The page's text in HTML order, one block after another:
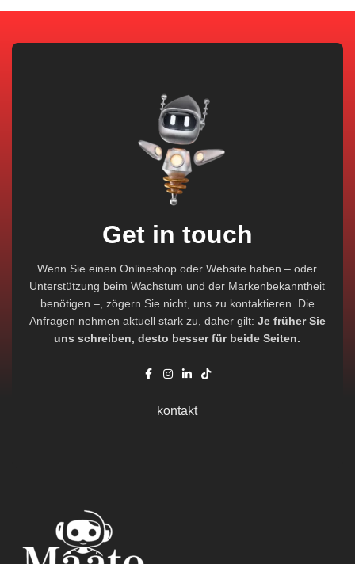
Get in touch
Wenn Sie einen Onlineshop oder Website haben – oder
Unterstützung beim Wachstum und der Markenbekanntheit
benötigen –, zögern Sie nicht, uns zu kontaktieren. Die
Anfragen nehmen aktuell stark zu, daher gilt: Je früher Sie
uns schreiben, desto besser für beide Seiten.
kontakt